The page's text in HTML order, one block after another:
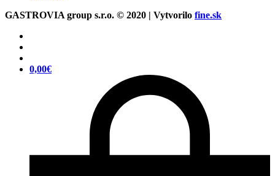
GASTROVIA group s.r.o. © 2020 | Vytvorilo fine.sk
0,00€